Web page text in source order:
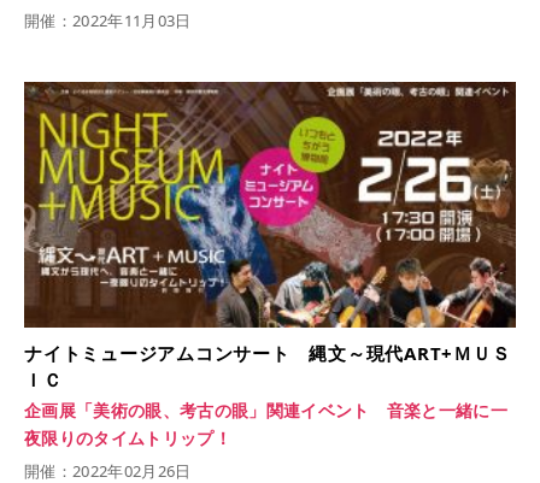
開催：2022年11月03日
ナイトミュージアムコンサート 縄文～現代ART+ＭＵＳ
ＩＣ
企画展「美術の眼、考古の眼」関連イベント 音楽と一緒に一
夜限りのタイムトリップ！
開催：2022年02月26日